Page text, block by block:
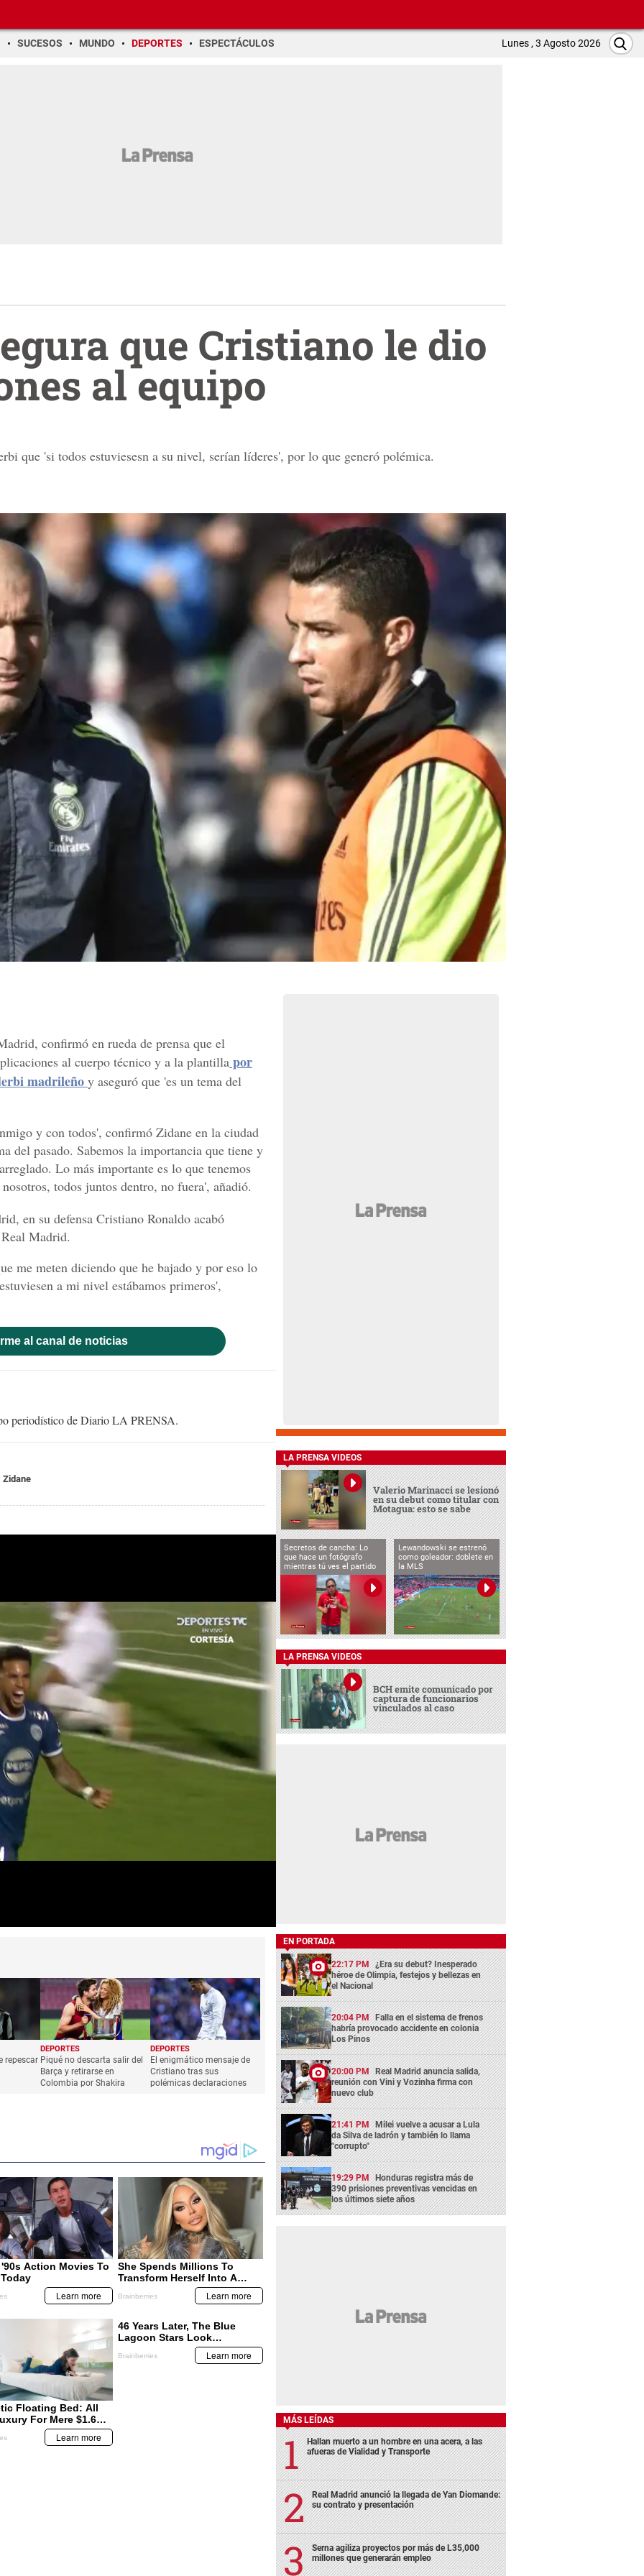
SUCESOS MUNDO DEPORTES ESPECTÁCULOS Lunes , 3 Agosto 2026
que Cristiano le dio
al equipo
que 'si todos estuviesesn a su nivel, serían líderes', por lo que generó polémica.
confirmó en rueda de prensa que el
al cuerpo técnico y a la plantilla por
madrileño y aseguró que 'es un tema del
y con todos', confirmó Zidane en la ciudad
del pasado. Sabemos la importancia que tiene y
Lo más importante es lo que tenemos
todos juntos dentro, no fuera', añadió.
en su defensa Cristiano Ronaldo acabó
Madrid.
me meten diciendo que he bajado y por eso lo
a mi nivel estábamos primeros',
al canal de noticias
periodístico de Diario LA PRENSA.
Zidane
repescar
DEPORTES
Piqué no descarta salir del
Barça y retirarse en
Colombia por Shakira
DEPORTES
El enigmático mensaje de
Cristiano tras sus
polémicas declaraciones
LA PRENSA VIDEOS
Valerio Marinacci se lesionó
en su debut como titular con
Motagua: esto se sabe
Secretos de cancha: Lo
que hace un fotógrafo
mientras tú ves el partido
Lewandowski se estrenó
como goleador: doblete en
la MLS
LA PRENSA VIDEOS
BCH emite comunicado por
captura de funcionarios
vinculados al caso
EN PORTADA
22:17 PM ¿Era su debut? Inesperado
héroe de Olimpia, festejos y bellezas en
el Nacional
20:04 PM Falla en el sistema de frenos
habría provocado accidente en colonia
Los Pinos
20:00 PM Real Madrid anuncia salida,
reunión con Vini y Vozinha firma con
nuevo club
21:41 PM Milei vuelve a acusar a Lula
da Silva de ladrón y también lo llama
"corrupto"
19:29 PM Honduras registra más de
390 prisiones preventivas vencidas en
los últimos siete años
MÁS LEÍDAS
Hallan muerto a un hombre en una acera, a las
afueras de Vialidad y Transporte
Real Madrid anunció la llegada de Yan Diomande:
su contrato y presentación
Serna agiliza proyectos por más de L35,000
millones que generarán empleo